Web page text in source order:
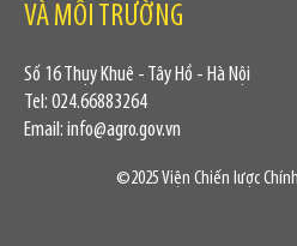
VÀ MÔI TRƯỜNG
Số 16 Thụy Khuê - Tây Hồ - Hà Nội
Tel: 024.66883264
Email: info@agro.gov.vn
©2025 Viện Chiến lược